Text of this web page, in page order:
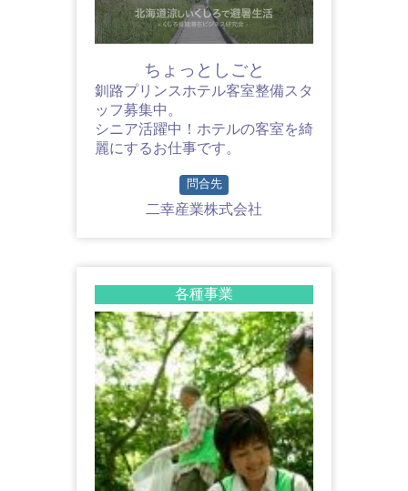
ちょっとしごと
釧路プリンスホテル客室整備スタ
ッフ募集中。
シニア活躍中！ホテルの客室を綺
麗にするお仕事です。
問合先
二幸産業株式会社
各種事業